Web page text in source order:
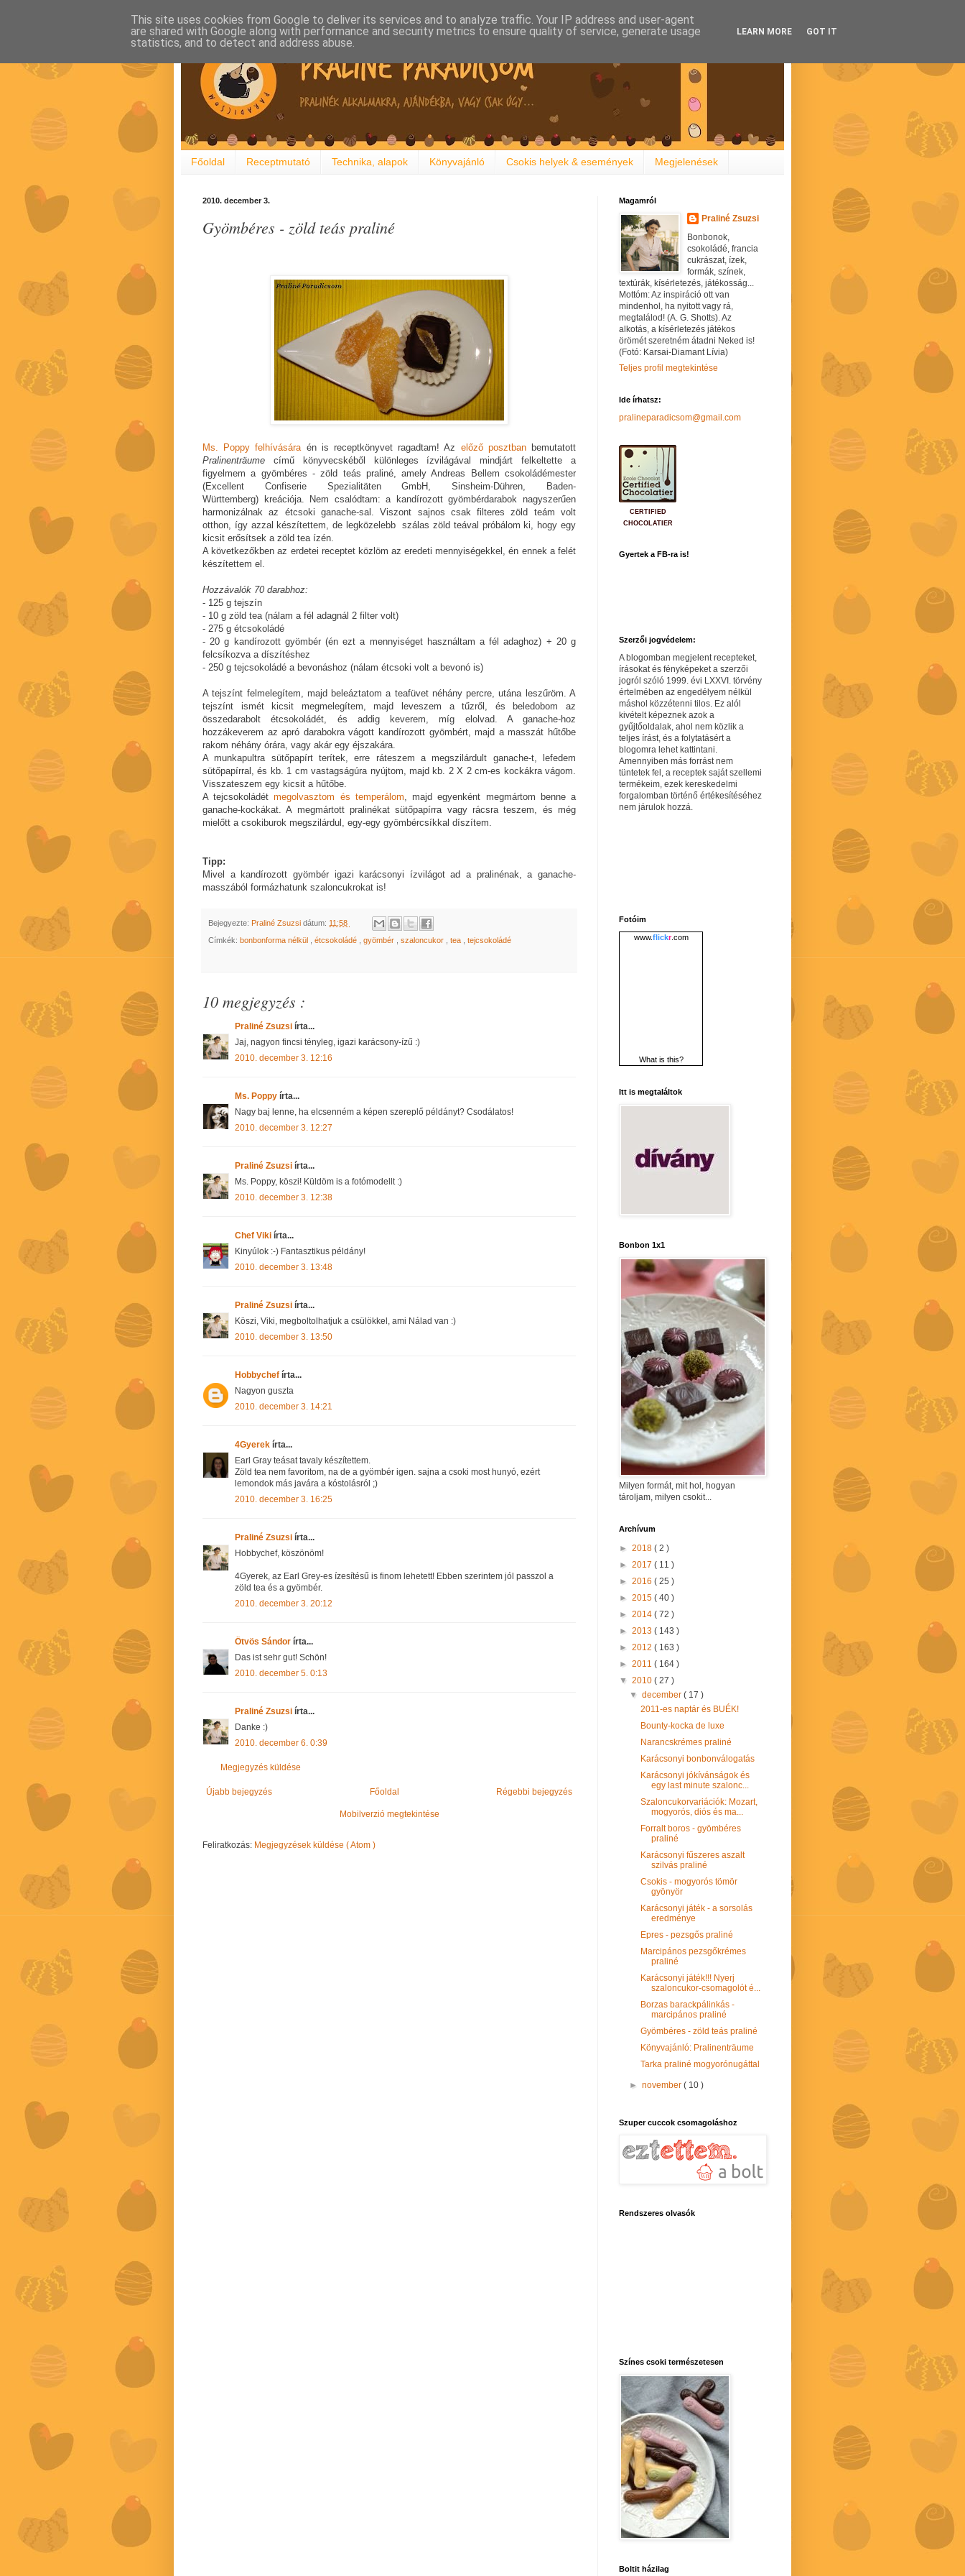
Főoldal Receptmutató Technika, alapok Könyvajánló Csokis helyek & események Megjelenések
2010. december 3.
Gyömbéres - zöld teás praliné
Ms. Poppy felhívásáraén is receptkönyvet ragadtam! Az előző posztbanbemutatott
Pralinenträume című könyvecskéből különleges ízvilágával mindjárt felkeltette a
figyelmem a gyömbéres - zöld teás praliné, amely Andreas Bellem csokoládémester
(Excellent Confiserie Spezialitäten GmbH, Sinsheim-Dühren, Baden-
Württemberg) kreációja. Nem csalódtam: a kandírozott gyömbérdarabok nagyszerűen
harmonizálnak az étcsoki ganache-sal. Viszont sajnos csak filteres zöld teám volt
otthon, így azzal készítettem, de legközelebb szálas zöld teával próbálom ki, hogy egy
kicsit erősítsek a zöld tea ízén.
A következőkben az erdetei receptet közlöm az eredeti mennyiségekkel, én ennek a felét
készítettem el.
Hozzávalók 70 darabhoz:
- 125 g tejszín
- 10 g zöld tea (nálam a fél adagnál 2 filter volt)
- 275 g étcsokoládé
- 20 g kandírozott gyömbér (én ezt a mennyiséget használtam a fél adaghoz) + 20 g
felcsíkozva a díszítéshez
- 250 g tejcsokoládé a bevonáshoz (nálam étcsoki volt a bevonó is)
A tejszínt felmelegítem, majd beleáztatom a teafüvet néhány percre, utána leszűröm. A
tejszínt ismét kicsit megmelegítem, majd leveszem a tűzről, és beledobom az
összedarabolt étcsokoládét, és addig keverem, míg elolvad. A ganache-hoz
hozzákeverem az apró darabokra vágott kandírozott gyömbért, majd a masszát hűtőbe
rakom néhány órára, vagy akár egy éjszakára.
A munkapultra sütőpapírt terítek, erre ráteszem a megszilárdult ganache-t, lefedem
sütőpapírral, és kb. 1 cm vastagságúra nyújtom, majd kb. 2 X 2 cm-es kockákra vágom.
Visszateszem egy kicsit a hűtőbe.
A tejcsokoládétmegolvasztom és temperálom, majd egyenként megmártom benne a
ganache-kockákat. A megmártott pralinékat sütőpapírra vagy rácsra teszem, és még
mielőtt a csokiburok megszilárdul, egy-egy gyömbércsíkkal díszítem.
Tipp:
Mivel a kandírozott gyömbér igazi karácsonyi ízvilágot ad a pralinénak, a ganache-
masszából formázhatunk szaloncukrokat is!
Bejegyezte: Praliné Zsuzsi dátum: 11:58
Címkék: bonbonforma nélkül étcsokoládé gyömbér szaloncukor tea tejcsokoládé
10 megjegyzés :
Praliné Zsuzsi írta...
Jaj, nagyon fincsi tényleg, igazi karácsony-ízű :)
2010. december 3. 12:16
Ms. Poppy írta...
Nagy baj lenne, ha elcsenném a képen szereplő példányt? Csodálatos!
2010. december 3. 12:27
Praliné Zsuzsi írta...
Ms. Poppy, köszi! Küldöm is a fotómodellt :)
2010. december 3. 12:38
Chef Viki írta...
Kinyúlok :-) Fantasztikus példány!
2010. december 3. 13:48
Praliné Zsuzsi írta...
Köszi, Viki, megboltolhatjuk a csülökkel, ami Nálad van :)
2010. december 3. 13:50
Hobbychef írta...
Nagyon guszta
2010. december 3. 14:21
4Gyerek írta...
Earl Gray teásat tavaly készítettem.
Zöld tea nem favoritom, na de a gyömbér igen. sajna a csoki most hunyó, ezért
lemondok más javára a kóstolásról ;)
2010. december 3. 16:25
Praliné Zsuzsi írta...
Hobbychef, köszönöm!
4Gyerek, az Earl Grey-es ízesítésű is finom lehetett! Ebben szerintem jól passzol a
zöld tea és a gyömbér.
2010. december 3. 20:12
Ötvös Sándor írta...
Das ist sehr gut! Schön!
2010. december 5. 0:13
Praliné Zsuzsi írta...
Danke :)
2010. december 6. 0:39
Megjegyzés küldése
Újabb bejegyzés Régebbi bejegyzés
Főoldal
Mobilverzió megtekintése
Feliratkozás: Megjegyzések küldése ( Atom )
Magamról
Praliné Zsuzsi
Bonbonok,
csokoládé, francia
cukrászat, ízek,
formák, színek,
textúrák, kísérletezés, játékosság...
Mottóm: Az inspiráció ott van
mindenhol, ha nyitott vagy rá,
megtalálod! (A. G. Shotts). Az
alkotás, a kísérletezés játékos
örömét szeretném átadni Neked is!
(Fotó: Karsai-Diamant Lívia)
Teljes profil megtekintése
Ide írhatsz:
pralineparadicsom@gmail.com
CERTIFIED
CHOCOLATIER
Gyertek a FB-ra is!
Szerzői jogvédelem:
A blogomban megjelent recepteket,
írásokat és fényképeket a szerzői
jogról szóló 1999. évi LXXVI. törvény
értelmében az engedélyem nélkül
máshol közzétenni tilos. Ez alól
kivételt képeznek azok a
gyűjtőoldalak, ahol nem közlik a
teljes írást, és a folytatásért a
blogomra lehet kattintani.
Amennyiben más forrást nem
tüntetek fel, a receptek saját szellemi
termékeim, ezek kereskedelmi
forgalomban történő értékesítéséhez
nem járulok hozzá.
Fotóim
www.flickr.com
What is this?
Itt is megtaláltok
Bonbon 1x1
Milyen formát, mit hol, hogyan
tároljam, milyen csokit...
Archívum
► 2018 ( 2 )
► 2017 ( 11 )
► 2016 ( 25 )
► 2015 ( 40 )
► 2014 ( 72 )
► 2013 ( 143 )
► 2012 ( 163 )
► 2011 ( 164 )
▼ 2010 ( 27 )
▼december( 17 )
2011-es naptár és BUÉK!
Bounty-kocka de luxe
Narancskrémes praliné
Karácsonyi bonbonválogatás
Karácsonyi jókívánságok és
egy last minute szalonc...
Szaloncukorvariációk: Mozart,
mogyorós, diós és ma...
Forralt boros - gyömbéres
praliné
Karácsonyi fűszeres aszalt
szilvás praliné
Csokis - mogyorós tömör
gyönyör
Karácsonyi játék - a sorsolás
eredménye
Epres - pezsgős praliné
Marcipános pezsgőkrémes
praliné
Karácsonyi játék!!! Nyerj
szaloncukor-csomagolót é...
Borzas barackpálinkás -
marcipános praliné
Gyömbéres - zöld teás praliné
Könyvajánló: Pralinenträume
Tarka praliné mogyorónugáttal
►november( 10 )
Szuper cuccok csomagoláshoz
Rendszeres olvasók
Színes csoki természetesen
Boltit házilag
This site uses cookies from Google to deliver its services and to analyze traffic. Your IP address and user-agent
are shared with Google along with performance and security metrics to ensure quality of service, generate usage
statistics, and to detect and address abuse.
LEARN MORE GOT IT